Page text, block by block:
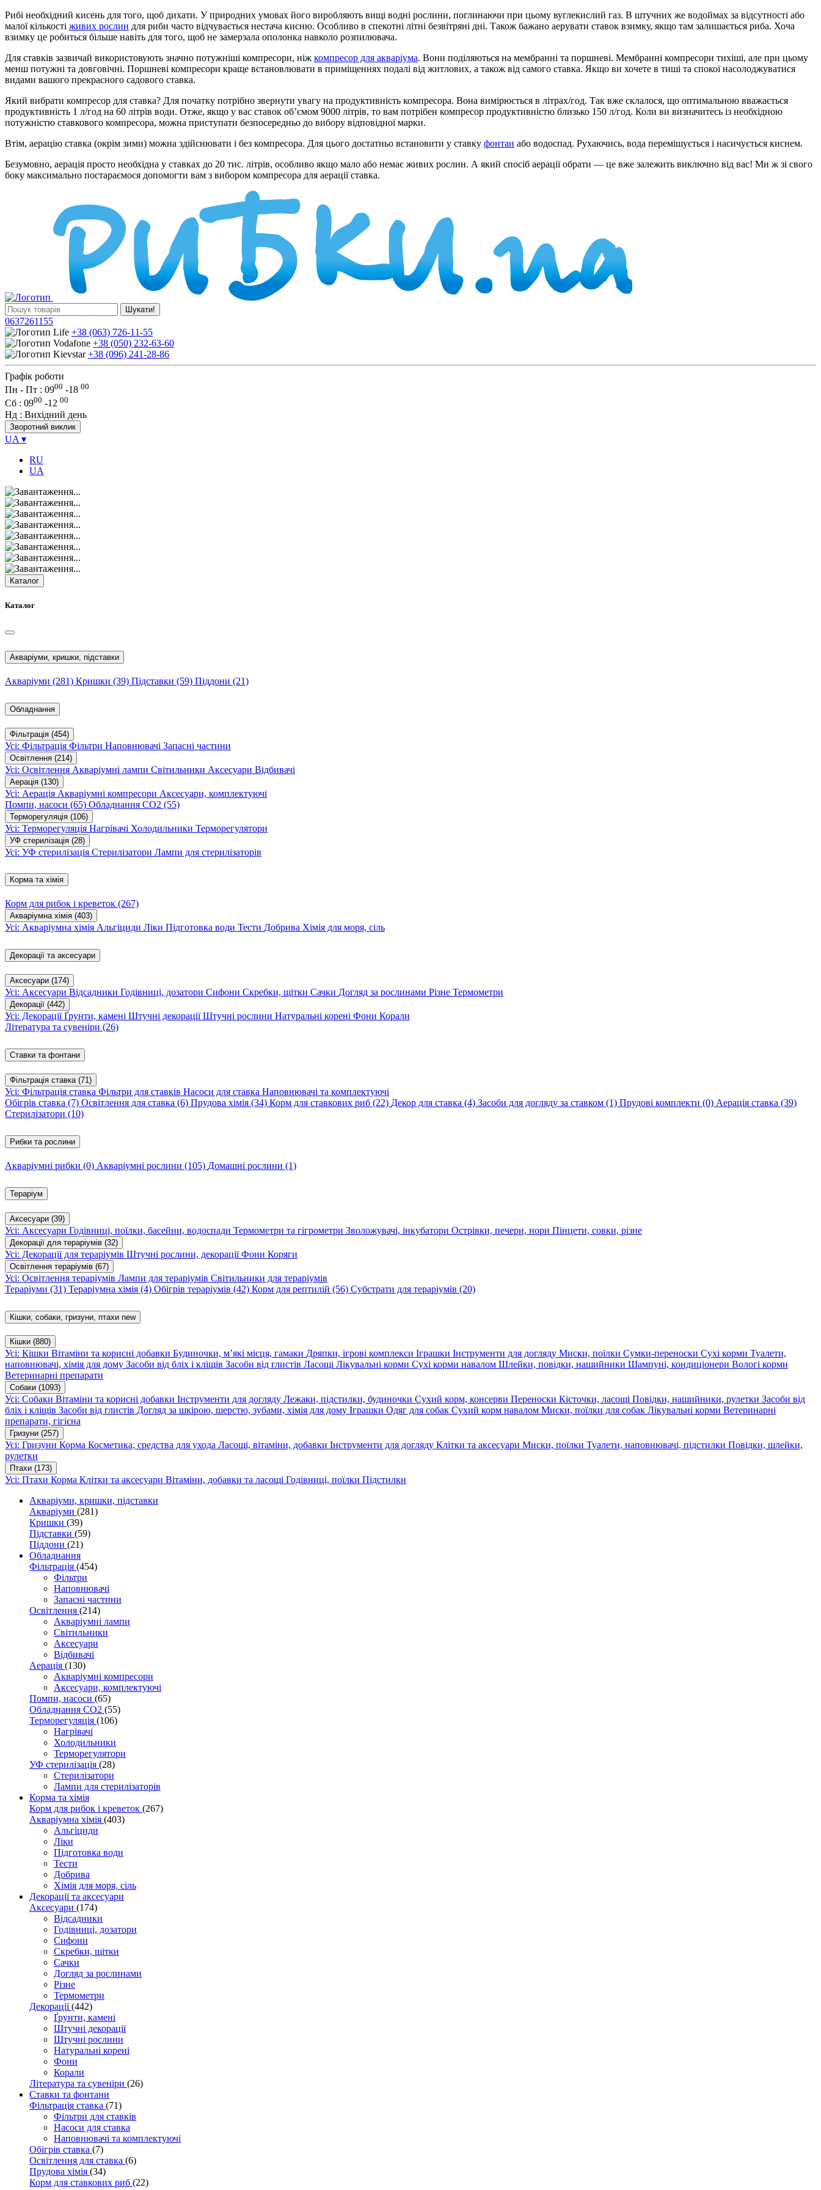
Рибі необхідний кисень для того, щоб дихати. У природних умовах його виробляють вищі водні рослини, поглинаючи при цьому вуглекислий газ. В штучних же водоймах за відсутності або
малої кількості живих рослин для риби часто відчувається нестача кисню. Особливо в спекотні літні безвітряні дні. Також бажано аерувати ставок взимку, якщо там залишається риба. Хоча
взимку це робиться більше навіть для того, щоб не замерзала ополонка навколо розпилювача.
Для ставків зазвичай використовують значно потужніші компресори, ніж компресор для акваріума. Вони поділяються на мембранні та поршневі. Мембранні компресори тихіші, але при цьому
менш потужні та довговічні. Поршневі компресори краще встановлювати в приміщеннях подалі від житлових, а також від самого ставка. Якщо ви хочете в тиші та спокої насолоджуватися
видами вашого прекрасного садового ставка.
Який вибрати компресор для ставка? Для початку потрібно звернути увагу на продуктивність компресора. Вона вимірюється в літрах/год. Так вже склалося, що оптимальною вважається
продуктивність 1 л/год на 60 літрів води. Отже, якщо у вас ставок об’ємом 9000 літрів, то вам потрібен компресор продуктивністю близько 150 л/год. Коли ви визначитесь із необхідною
потужністю ставкового компресора, можна приступати безпосередньо до вибору відповідної марки.
Втім, аерацію ставка (окрім зими) можна здійснювати і без компресора. Для цього достатньо встановити у ставку фонтан або водоспад. Рухаючись, вода перемішується і насичується киснем.
Безумовно, аерація просто необхідна у ставках до 20 тис. літрів, особливо якщо мало або немає живих рослин. А який спосіб аерації обрати — це вже залежить виключно від вас! Ми ж зі свого
боку максимально постараємося допомогти вам з вибором компресора для аерації ставка.
Шукати!
0637261155
+38 (063) 726-11-55
+38 (050) 232-63-60
+38 (096) 241-28-86
Графік роботи
Пн - Пт : 0900 -18 00
Сб : 0900 -12 00
Нд : Вихідний день
Зворотний виклик
UA ▾
RU
UA
Каталог
Каталог
Акваріуми, кришки, підставки
Акваріуми (281) Кришки (39) Підставки (59) Піддони (21)
Обладнання
Фільтрація (454)
Усі: Фільтрація Фільтри Наповнювачі Запасні частини
Освітлення (214)
Усі: Освітлення Акваріумні лампи Світильники Аксесуари Відбивачі
Аерація (130)
Усі: Аерація Акваріумні компресори Аксесуари, комплектуючі
Помпи, насоси (65) Обладнання CO2 (55)
Терморегуляція (106)
Усі: Терморегуляція Нагрівачі Холодильники Терморегулятори
УФ стерилізація (28)
Усі: УФ стерилізація Стерилізатори Лампи для стерилізаторів
Корма та хімія
Корм для рибок і креветок (267)
Акваріумна хімія (403)
Усі: Акваріумна хімія Альгіциди Ліки Підготовка води Тести Добрива Хімія для моря, сіль
Декорації та аксесуари
Аксесуари (174)
Усі: Аксесуари Відсадники Годівниці, дозатори Сифони Скребки, щітки Сачки Догляд за рослинами Різне Термометри
Декорації (442)
Усі: ДекораціїҐрунти, камені Штучні декораціїШтучні рослини Натуральні корені Фони Корали
Література та сувеніри (26)
Ставки та фонтани
Фільтрація ставка (71)
Усі: Фільтрація ставка Фільтри для ставків Насоси для ставка Наповнювачі та комплектуючі
Обігрів ставка (7) Освітлення для ставка (6) Прудова хімія (34) Корм для ставкових риб (22) Декор для ставка (4) Засоби для догляду за ставком (1) Прудові комплекти (0) Аерація ставка (39)
Стерилізатори (10)
Рибки та рослини
Акваріумні рибки (0) Акваріумні рослини (105) Домашні рослини (1)
Тераріум
Аксесуари (39)
Усі: Аксесуари Годівниці, поїлки, басейни, водоспади Термометри та гігрометри Зволожувачі, інкубатори Острівки, печери, нори Пінцети, совки, різне
Декорації для тераріумів (32)
Усі: Декорації для тераріумів Штучні рослини, декораціїФони Коряги
Освітлення тераріумів (67)
Усі: Освітлення тераріумів Лампи для тераріумів Світильники для тераріумів
Тераріуми (31) Тераріумна хімія (4) Обігрів тераріумів (42) Корм для рептилій (56) Субстрати для тераріумів (20)
Кішки, собаки, гризуни, птахи new
Кішки (880)
Усі: Кішки Вітаміни та корисні добавки Будиночки, м’які місця, гамаки Дряпки, ігрові комплекси Іграшки Інструменти для догляду Миски, поїлки Сумки-переноски Сухі корми Туалети,
наповнювачі, хімія для дому Засоби від бліх і кліщів Засоби від глистів Ласощі Лікувальні корми Сухі корми навалом Шлейки, повідки, нашийники Шампуні, кондиціонери Вологі корми
Ветеринарні препарати
Собаки (1093)
Усі: Собаки Вітаміни та корисні добавки Інструменти для догляду Лежаки, підстилки, будиночки Сухий корм, консерви Переноски Кісточки, ласощі Повідки, нашийники, рулетки Засоби від
бліх і кліщів Засоби від глистів Догляд за шкірою, шерстю, зубами, хімія для дому Іграшки Одяг для собак Сухий корм навалом Миски, поїлки для собак Лікувальні корми Ветеринарні
препарати, гігієна
Гризуни (257)
Усі: Гризуни Корма Косметика, средства для ухода Ласощі, вітаміни, добавки Інструменти для догляду Клітки та аксесуари Миски, поїлки Туалети, наповнювачі, підстилки Повідки, шлейки,
рулетки
Птахи (173)
Усі: Птахи Корма Клітки та аксесуари Вітаміни, добавки та ласощі Годівниці, поїлки Підстилки
Акваріуми, кришки, підставки
Акваріуми (281)
Кришки (39)
Підставки (59)
Піддони (21)
Обладнання
Фільтрація (454)
Фільтри
Наповнювачі
Запасні частини
Освітлення (214)
Акваріумні лампи
Світильники
Аксесуари
Відбивачі
Аерація (130)
Акваріумні компресори
Аксесуари, комплектуючі
Помпи, насоси (65)
Обладнання CO2 (55)
Терморегуляція (106)
Нагрівачі
Холодильники
Терморегулятори
УФ стерилізація (28)
Стерилізатори
Лампи для стерилізаторів
Корма та хімія
Корм для рибок і креветок (267)
Акваріумна хімія (403)
Альгіциди
Ліки
Підготовка води
Тести
Добрива
Хімія для моря, сіль
Декорації та аксесуари
Аксесуари (174)
Відсадники
Годівниці, дозатори
Сифони
Скребки, щітки
Сачки
Догляд за рослинами
Різне
Термометри
Декорації(442)
Ґрунти, камені
Штучні декорації
Штучні рослини
Натуральні корені
Фони
Корали
Література та сувеніри (26)
Ставки та фонтани
Фільтрація ставка (71)
Фільтри для ставків
Насоси для ставка
Наповнювачі та комплектуючі
Обігрів ставка (7)
Освітлення для ставка (6)
Прудова хімія (34)
Корм для ставкових риб (22)